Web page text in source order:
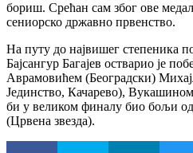
бориш. Срећан сам због ове
сениорско државно првенство.
На путу до највишег степеника
Бајсангур Багајев остварио је
Аврамовићем (Београдски)
Јединство, Качарево),
би у великом финалу био бољи
(Црвена звезда).